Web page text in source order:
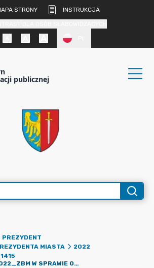
STRONY
INSTRUKCJA
publicznej
PREZYDENT
MIASTA
2022
OR.0050.1309.2022_ZBM W SPRAWIE ODSTĄPIENIA OD WDROŻENIA PROCEDURY PRZETARGOWEJ NA WYNAJEM LOKALU UŻYTKOWEGO